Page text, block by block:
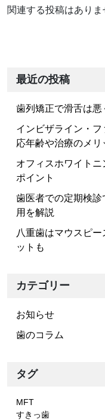
関連する投稿はありま
ナ
ゲ
ー
シ
ョ
ン
最近の投稿
歯列矯正で滑舌は
インビザライン・
応年齢や治療のメリ
オフィスホワイト
ポイント
歯医者での定期検
用を解説
八重歯はマウスピ
ットも
カテゴリー
お知らせ
歯のコラム
タグ
MFT
すきっ歯